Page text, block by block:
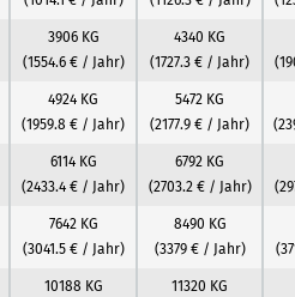
3906 KG
(1554.6 € / Jahr)
4340 KG
(1727.3 € / Jahr)
4924 KG
(1959.8 € / Jahr)
5472 KG
(2177.9 € / Jahr)
6114 KG
(2433.4 € / Jahr)
6792 KG
(2703.2 € / Jahr)
7642 KG
(3041.5 € / Jahr)
8490 KG
(3379 € / Jahr)
10188 KG 11320 KG